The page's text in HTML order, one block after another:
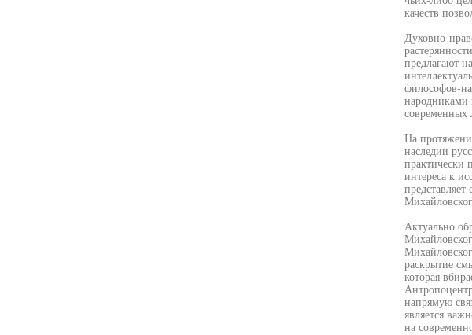
качеств
Духовно-
предлагают
философов-
народниками
современных
На
наследии
практически
интереса к
Актуально
раскрытие
которая
напрямую
является
на